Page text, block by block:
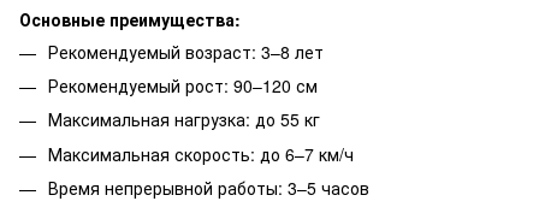
Основные преимущества:
Рекомендуемый возраст: 3–8 лет
Рекомендуемый рост: 90–120 см
Максимальная нагрузка: до 55 кг
Максимальная скорость: до 6–7 км/ч
Время непрерывной работы: 3–5 часов